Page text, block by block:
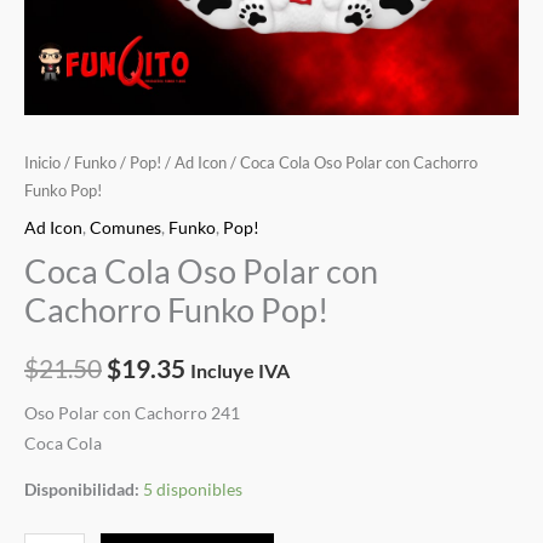
Inicio / Funko / Pop! / Ad Icon / Coca Cola Oso Polar con Cachorro
Funko Pop!
Ad Icon, Comunes, Funko, Pop!
Coca Cola Oso Polar con
Cachorro Funko Pop!
$21.50 $19.35 Incluye IVA
Oso Polar con Cachorro 241
Coca Cola
Disponibilidad: 5 disponibles